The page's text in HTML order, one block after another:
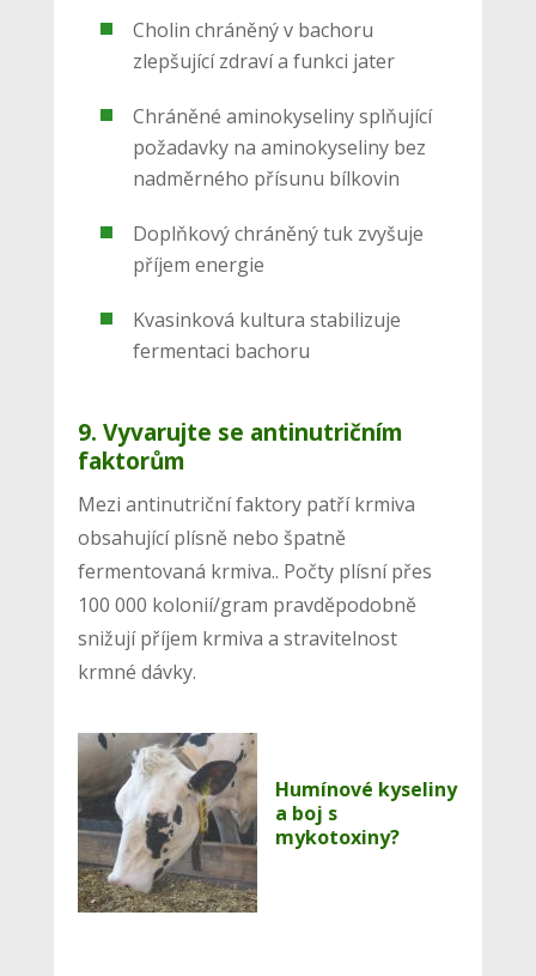
Cholin chráněný v bachoru
zlepšující zdraví a funkci jater
Chráněné aminokyseliny splňující
požadavky na aminokyseliny bez
nadměrného přísunu bílkovin
Doplňkový chráněný tuk zvyšuje
příjem energie
Kvasinková kultura stabilizuje
fermentaci bachoru
9. Vyvarujte se antinutričním
faktorům
Mezi antinutriční faktory patří krmiva
obsahující plísně nebo špatně
fermentovaná krmiva.. Počty plísní přes
100 000 kolonií/gram pravděpodobně
snižují příjem krmiva a stravitelnost
krmné dávky.
Humínové kyseliny
a boj s
mykotoxiny?